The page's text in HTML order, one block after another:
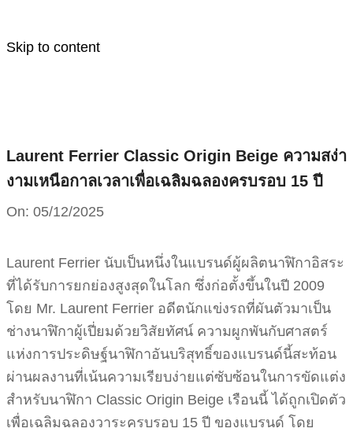
Skip to content
Laurent Ferrier Classic Origin Beige ความสง่า
งามเหนือกาลเวลาเพื่อเฉลิมฉลองครบรอบ 15 ปี
On: 05/12/2025
Laurent Ferrier นับเป็นหนึ่งในแบรนด์ผู้ผลิตนาฬิกาอิสระ
ที่ได้รับการยกย่องสูงสุดในโลก ซึ่งก่อตั้งขึ้นในปี 2009
โดย Mr. Laurent Ferrier อดีตนักแข่งรถที่ผันตัวมาเป็น
ช่างนาฬิกาผู้เปี่ยมด้วยวิสัยทัศน์ ความผูกพันกับศาสตร์
แห่งการประดิษฐ์นาฬิกาอันบริสุทธิ์ของแบรนด์นี้สะท้อน
ผ่านผลงานที่เน้นความเรียบง่ายแต่ซับซ้อนในการขัดแต่ง
สำหรับนาฬิกา Classic Origin Beige เรือนนี้ ได้ถูกเปิดตัว
เพื่อเฉลิมฉลองวาระครบรอบ 15 ปี ของแบรนด์ โดย